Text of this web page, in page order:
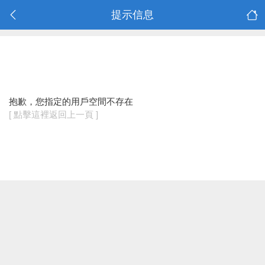
提示信息
抱歉，您指定的用戶空間不存在
[ 點擊這裡返回上一頁 ]